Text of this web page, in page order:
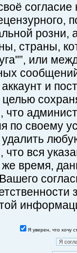
страны,
или
и
что
по своему
удалить
что вся
время,
Я уверен, что хочу